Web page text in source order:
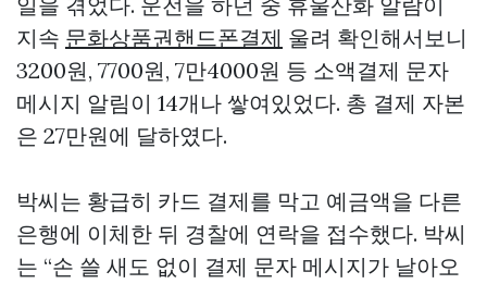
지속 문화상품권핸드폰결제 울려 확인해서보니
3200원, 7700원, 7만4000원 등 소액결제 문자
메시지 알림이 14개나 쌓여있었다. 총 결제 자본
은 27만원에 달하였다.
박씨는 황급히 카드 결제를 막고 예금액을 다른
은행에 이체한 뒤 경찰에 연락을 접수했다. 박씨
는 “손 쓸 새도 없이 결제 문자 메시지가 날아오